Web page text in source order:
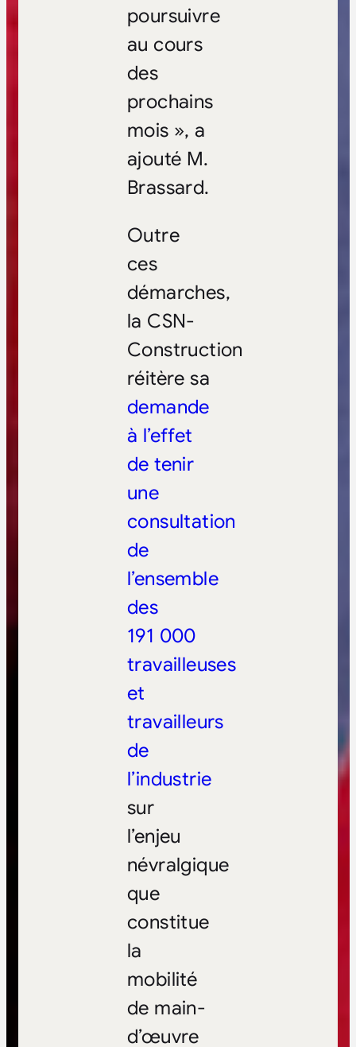
poursuivre
au cours
des
prochains
mois », a
ajouté M.
Brassard.
Outre
ces
démarches,
la CSN-
Construction
réitère sa
demande
à l’effet
de tenir
une
consultation
de
l’ensemble
des
191 000
travailleuses
et
travailleurs
de
l’industrie
sur
l’enjeu
névralgique
que
constitue
la
mobilité
de main-
d’œuvre